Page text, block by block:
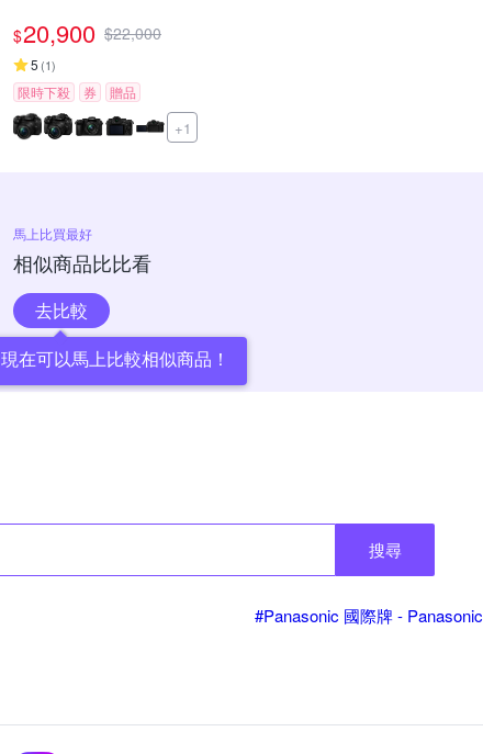
$20,900 $22,000
5 (1)
限時下殺 券 贈品
+1
馬上比買最好
相似商品比比看
去比較
現在可以馬上比較相似商品！
搜尋
#Panasonic 國際牌 - Panasonic